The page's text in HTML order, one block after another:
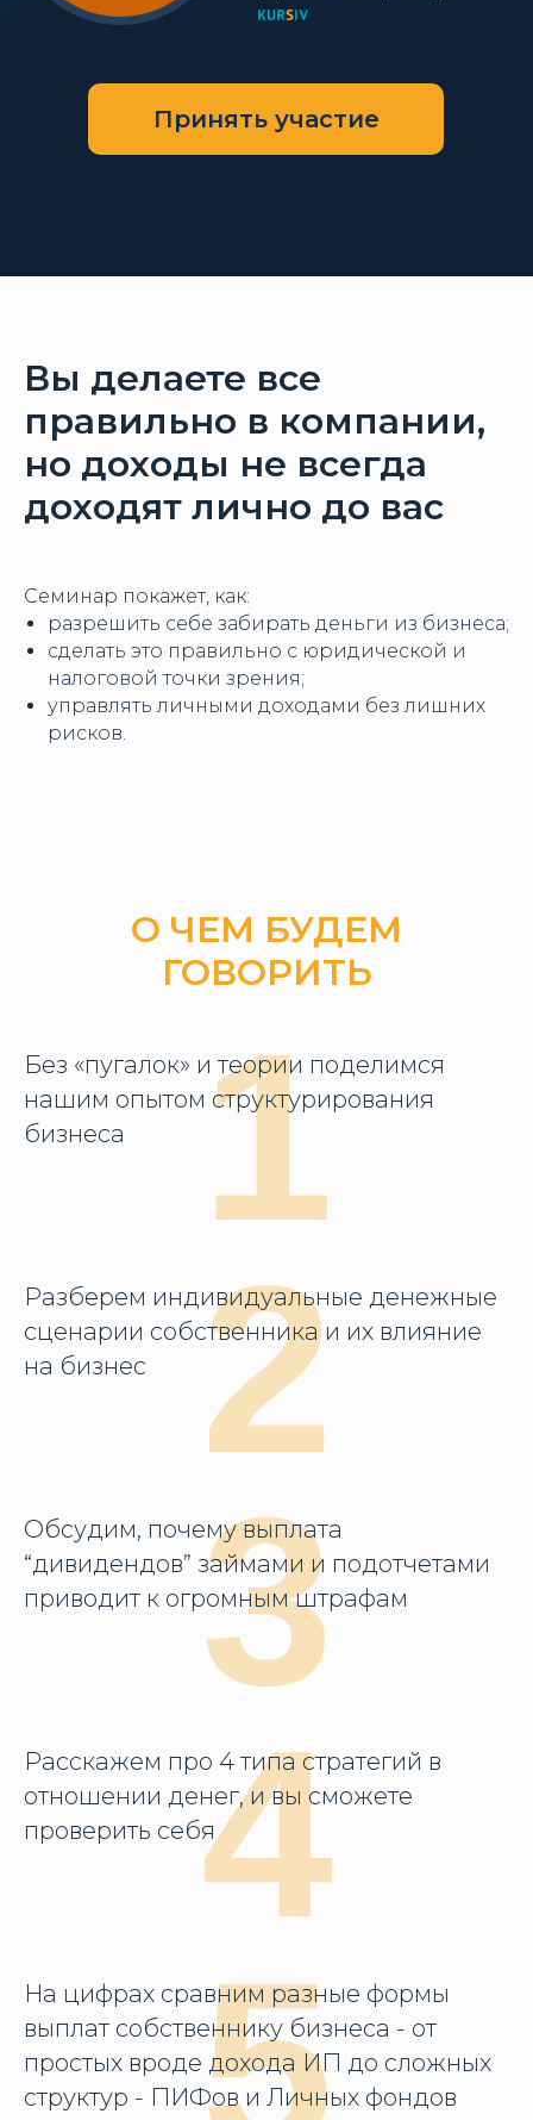
Принять участие
Вы делаете все
правильно в компании,
но доходы не всегда
доходят лично до вас
Семинар покажет, как:
разрешить себе забирать деньги из бизнеса;
сделать это правильно с юридической и
налоговой точки зрения;
управлять личными доходами без лишних
рисков.
О ЧЕМ БУДЕМ
ГОВОРИТЬ
Без «пугалок» и теории поделимся
нашим опытом структурирования
бизнеса
1
Разберем индивидуальные денежные
сценарии собственника и их влияние
на бизнес
2
Обсудим, почему выплата
“дивидендов” займами и подотчетами
приводит к огромным штрафам
3
Расскажем про 4 типа стратегий в
отношении денег, и вы сможете
проверить себя4
На цифрах сравним разные формы
выплат собственнику бизнеса - от
простых вроде дохода ИП до сложных
структур - ПИФов и Личных фондов
5